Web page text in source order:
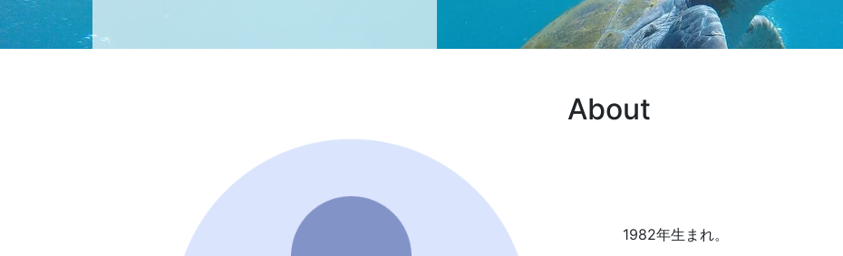
About
1982年生まれ。